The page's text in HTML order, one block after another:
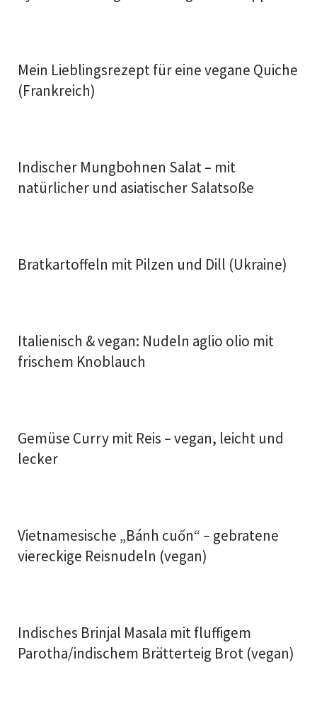
Mein Lieblingsrezept für eine vegane Quiche
(Frankreich)
Indischer Mungbohnen Salat – mit
natürlicher und asiatischer Salatsoße
Bratkartoffeln mit Pilzen und Dill (Ukraine)
Italienisch & vegan: Nudeln aglio olio mit
frischem Knoblauch
Gemüse Curry mit Reis – vegan, leicht und
lecker
Vietnamesische „Bánh cuốn“ – gebratene
viereckige Reisnudeln (vegan)
Indisches Brinjal Masala mit fluffigem
Parotha/indischem Brätterteig Brot (vegan)